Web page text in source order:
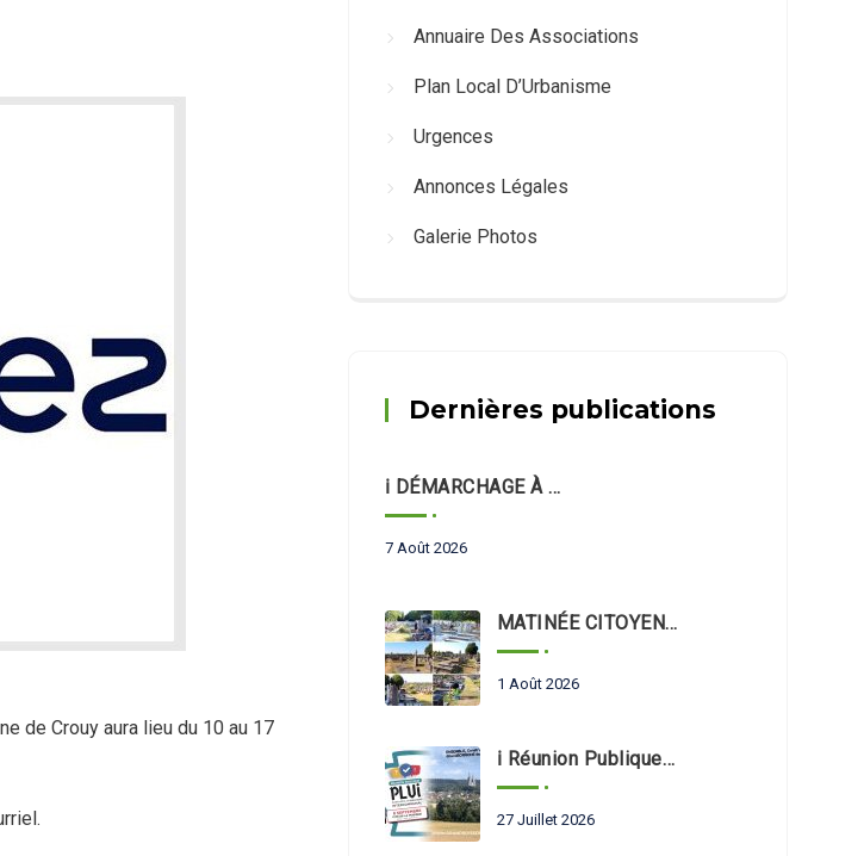
de Crouy aura lieu du 10 au 17
Annuaire Des Associations
Plan Local D’Urbanisme
Urgences
Annonces Légales
Galerie Photos
Dernières publications
ℹ️ DÉMARCHAGE À DOMICILE
7 Août 2026
MATINÉE CITOYENNE – NETTOYAGE DU CIMETIÈRE 🪦
1 Août 2026
ℹ️ Réunion Publique PLUi 📢
27 Juillet 2026